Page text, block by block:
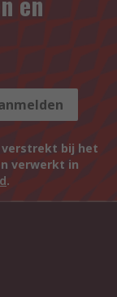
verstrekt bij het
verwerkt in
.